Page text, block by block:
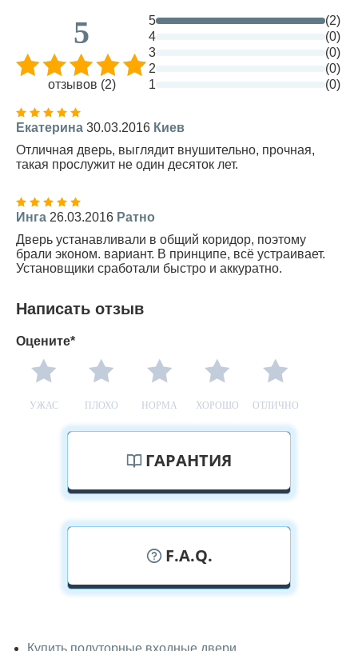
5
отзывов (2)
5
(2)
4
(0)
3
(0)
2
(0)
1
(0)
Екатерина 30.03.2016 Киев
Отличная дверь, выглядит внушительно, прочная,
такая прослужит не один десяток лет.
Инга 26.03.2016 Ратно
Дверь устанавливали в общий коридор, поэтому
брали эконом. вариант. В принципе, всё устраивает.
Установщики сработали быстро и аккуратно.
Написать отзыв
Оцените*
УЖАС ПЛОХО НОРМА ХОРОШО ОТЛИЧНО
ГАРАНТИЯ
F.A.Q.
двери вживую?
Купить полуторные входные двери